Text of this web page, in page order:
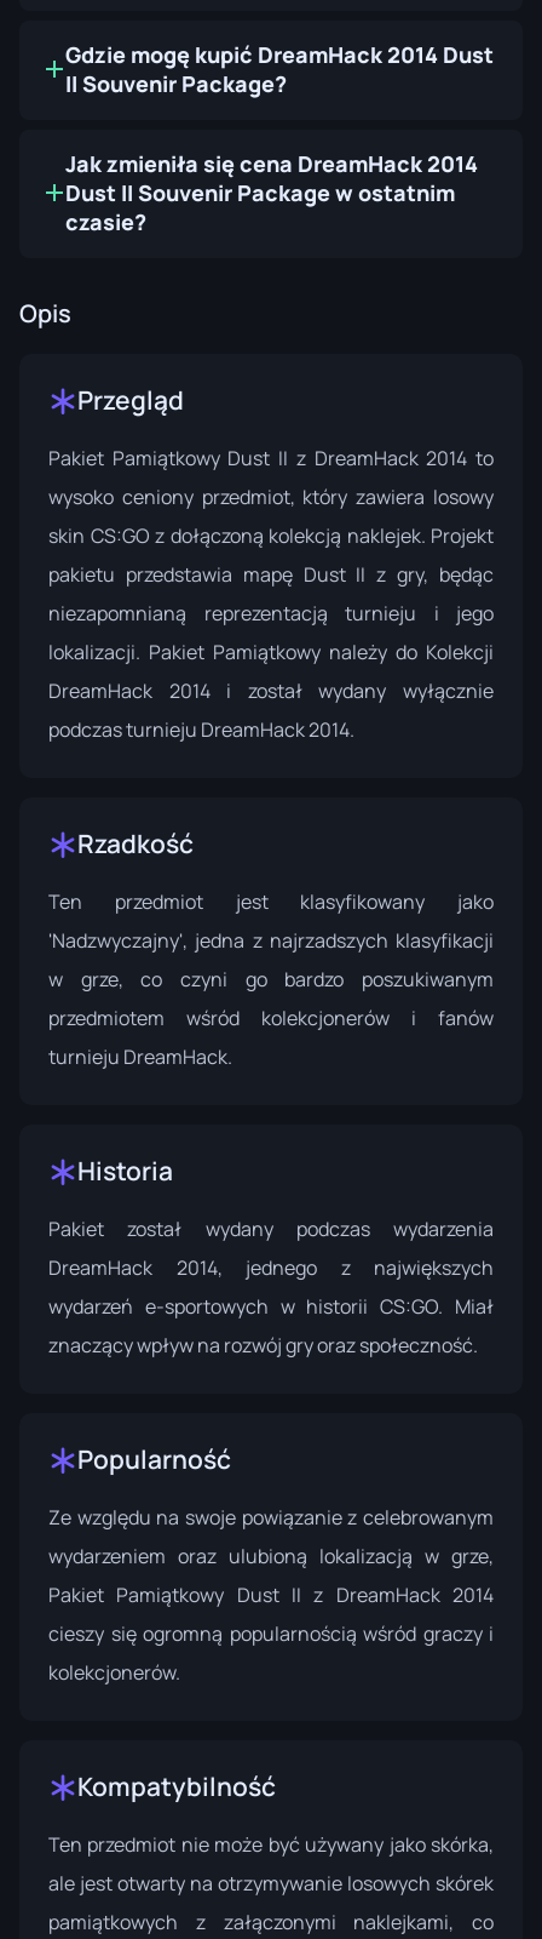
Gdzie mogę kupić DreamHack 2014 Dust
II Souvenir Package?
Jak zmieniła się cena DreamHack 2014
Dust II Souvenir Package w ostatnim
czasie?
Opis
Przegląd
Pakiet Pamiątkowy Dust II z DreamHack 2014 to
wysoko ceniony przedmiot, który zawiera losowy
skin CS:GO z dołączoną kolekcją naklejek. Projekt
pakietu przedstawia mapę Dust II z gry, będąc
niezapomnianą reprezentacją turnieju i jego
lokalizacji. Pakiet Pamiątkowy należy do Kolekcji
DreamHack 2014i został wydany wyłącznie
podczas turnieju DreamHack 2014.
Rzadkość
Ten przedmiot jest klasyfikowany jako
'Nadzwyczajny', jedna z najrzadszych klasyfikacji
w grze, co czyni go bardzo poszukiwanym
przedmiotem wśród kolekcjonerów i fanów
turnieju DreamHack.
Historia
Pakiet został wydany podczas wydarzenia
DreamHack 2014, jednego z największych
wydarzeń e-sportowych w historii CS:GO. Miał
znaczący wpływ na rozwój gry oraz społeczność.
Popularność
Ze względu na swoje powiązanie z celebrowanym
wydarzeniem oraz ulubioną lokalizacją w grze,
Pakiet Pamiątkowy Dust II z DreamHack 2014
cieszy się ogromną popularnością wśród graczy i
kolekcjonerów.
Kompatybilność
Ten przedmiot nie może być używany jako skórka,
ale jest otwarty na otrzymywanie losowych skórek
pamiątkowych z załączonymi naklejkami, co